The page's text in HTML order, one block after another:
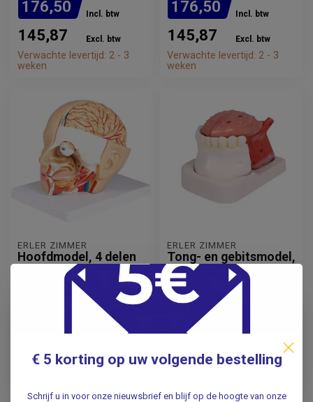
176,50 Incl. btw
145,87 Excl. btw
Verwachte levertijd: 2 - 3
weken
176,50 Incl. btw
145,87 Excl. btw
Verwachte levertijd: 2 - 3
weken
ERLER ZIMMER
Hoofdmodel, 4 delen
Incl. btw
Verwachte levertijd: 2 - 3
ERLER ZIMMER
Tong- en gebitsmodel,
levensgroot, 4-delig
107,99
Verwachte levertijd: 2 - 3
€ 5 korting op uw volgende bestelling
Schrijf u in voor onze nieuwsbrief en blijf op de hoogte van onze